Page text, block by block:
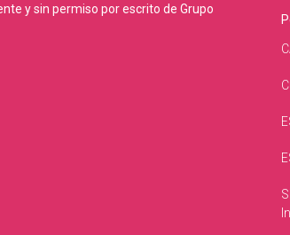
y sin permiso por escrito de Grupo